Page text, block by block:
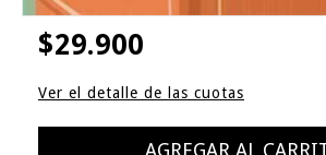
$29.900
Ver el detalle de las cuotas